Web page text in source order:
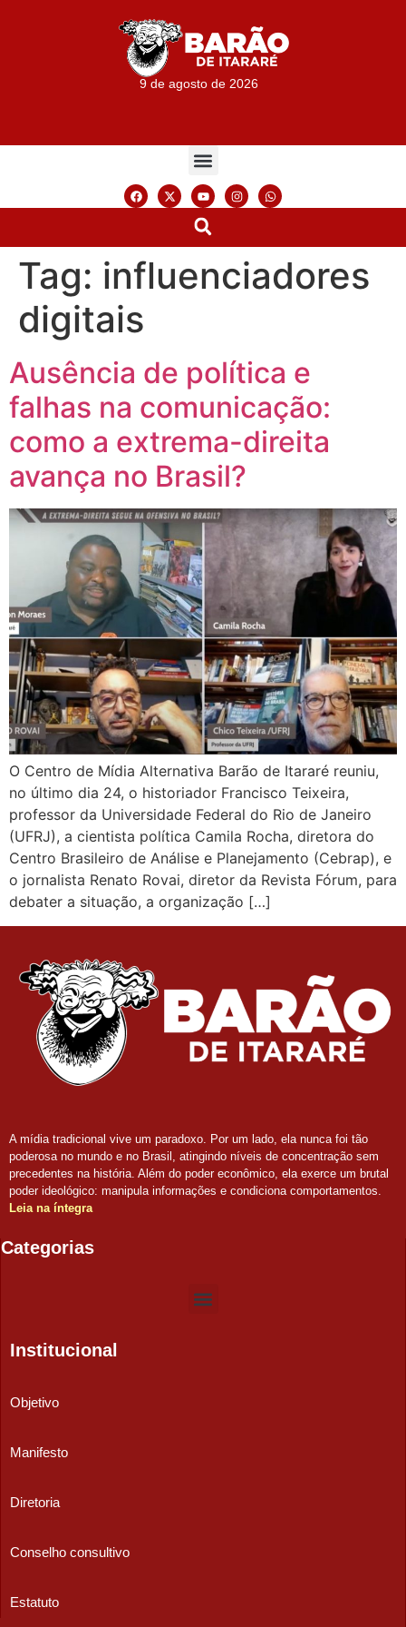
9 de agosto de 2026
Tag: influenciadores
digitais
Ausência de política e
falhas na comunicação:
como a extrema-direita
avança no Brasil?
O Centro de Mídia Alternativa Barão de Itararé reuniu,
no último dia 24, o historiador Francisco Teixeira,
professor da Universidade Federal do Rio de Janeiro
(UFRJ), a cientista política Camila Rocha, diretora do
Centro Brasileiro de Análise e Planejamento (Cebrap), e
o jornalista Renato Rovai, diretor da Revista Fórum, para
debater a situação, a organização […]
A mídia tradicional vive um paradoxo. Por um lado, ela nunca foi tão
poderosa no mundo e no Brasil, atingindo níveis de concentração sem
precedentes na história. Além do poder econômico, ela exerce um brutal
poder ideológico: manipula informações e condiciona comportamentos.
Leia na íntegra
Categorias
Institucional
Objetivo
Manifesto
Diretoria
Conselho consultivo
Estatuto